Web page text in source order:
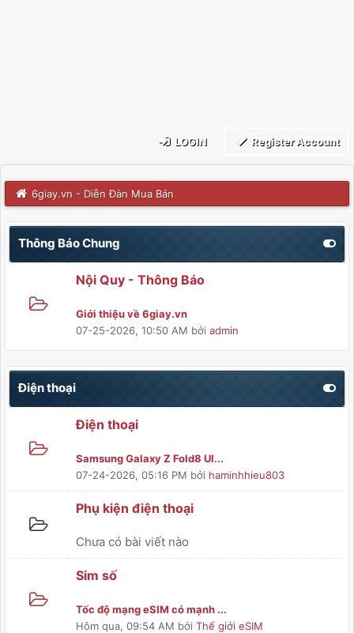
LOGIN Register Account
6giay.vn - Diễn Đàn Mua Bán
Thông Báo Chung
Nội Quy - Thông Báo
Giới thiệu về 6giay.vn
07-25-2026, 10:50 AM bởi admin
Điện thoại
Điện thoại
Samsung Galaxy Z Fold8 Ul...
07-24-2026, 05:16 PM bởi haminhhieu803
Phụ kiện điện thoại
Chưa có bài viết nào
Sim số
Tốc độ mạng eSIM có mạnh ...
Hôm qua, 09:54 AM bởi Thế giới eSIM